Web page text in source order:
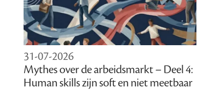
31-07-2026
Mythes over de arbeidsmarkt – Deel 4:
Human skills zijn soft en niet meetbaar